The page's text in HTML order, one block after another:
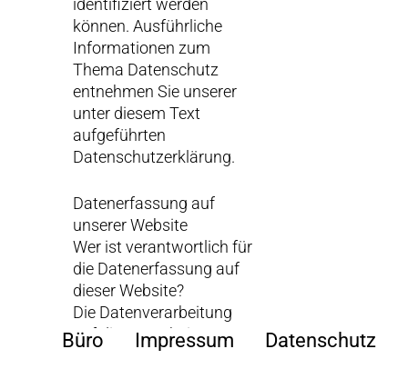
Büro Impressum Datenschutz
identifiziert werden
können. Ausführliche
Informationen zum
Thema Datenschutz
entnehmen Sie unserer
unter diesem Text
aufgeführten
Datenschutzerklärung.
Datenerfassung auf
unserer Website
Wer ist verantwortlich für
die Datenerfassung auf
dieser Website?
Die Datenverarbeitung
auf dieser Website
erfolgt durch den